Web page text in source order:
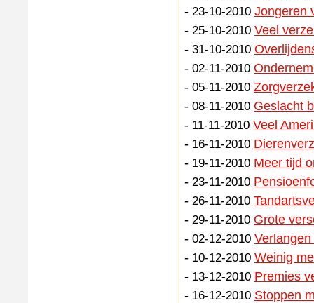
- 23-10-2010 Jongeren
- 25-10-2010 Veel
- 31-10-2010
- 02-11-2010
- 05-11-2010
- 08-11-2010 Geslacht
- 11-11-2010 Veel
- 16-11-2010
- 19-11-2010 Meer tijd
- 23-11-2010
- 26-11-2010
- 29-11-2010 Grote
- 02-12-2010
- 10-12-2010 Weinig
- 13-12-2010 Premies
- 16-12-2010 Stoppen